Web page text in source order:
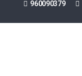
960 090 379